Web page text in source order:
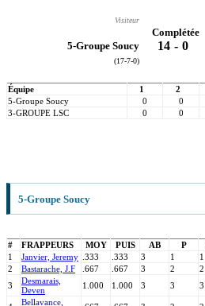
Visiteur
5-Groupe Soucy
(17-7-0)
Complétée
14 - 0
Équipe 1 2
5-Groupe Soucy
0 0
3-GROUPE LSC
0 0
5-Groupe Soucy
# FRAPPEURS MOY PUIS AB P
1
Janvier, Jeremy .333 .333 3 1 1
2
Bastarache, J.F .667 .667 3 2 2
3
Desmarais,
Deven
1.000 1.000 3 3 3
Bellavance,